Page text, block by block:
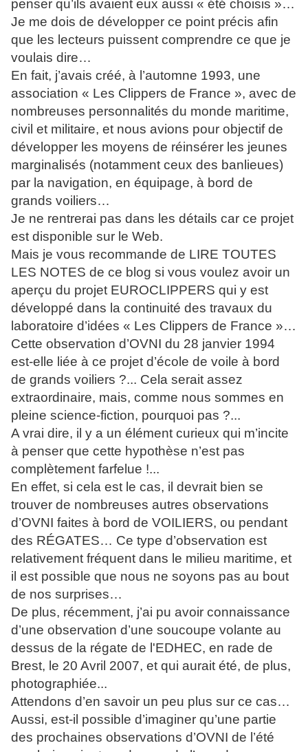
penser qu’ils avaient eux aussi « été choisis »…
Je me dois de développer ce point précis afin
que les lecteurs puissent comprendre ce que je
voulais dire…
En fait, j’avais créé, à l’automne 1993, une
association « Les Clippers de France », avec de
nombreuses personnalités du monde maritime,
civil et militaire, et nous avions pour objectif de
développer les moyens de réinsérer les jeunes
marginalisés (notamment ceux des banlieues)
par la navigation, en équipage, à bord de
grands voiliers…
Je ne rentrerai pas dans les détails car ce projet
est disponible sur le Web.
Mais je vous recommande de LIRE TOUTES
LES NOTES de ce blog si vous voulez avoir un
aperçu du projet EUROCLIPPERS qui y est
développé dans la continuité des travaux du
laboratoire d’idées « Les Clippers de France »…
Cette observation d’OVNI du 28 janvier 1994
est-elle liée à ce projet d’école de voile à bord
de grands voiliers ?... Cela serait assez
extraordinaire, mais, comme nous sommes en
pleine science-fiction, pourquoi pas ?...
A vrai dire, il y a un élément curieux qui m’incite
à penser que cette hypothèse n’est pas
complètement farfelue !...
En effet, si cela est le cas, il devrait bien se
trouver de nombreuses autres observations
d’OVNI faites à bord de VOILIERS, ou pendant
des RÉGATES… Ce type d’observation est
relativement fréquent dans le milieu maritime, et
il est possible que nous ne soyons pas au bout
de nos surprises…
De plus, récemment, j’ai pu avoir connaissance
d’une observation d’une soucoupe volante au
dessus de la régate de l'EDHEC, en rade de
Brest, le 20 Avril 2007, et qui aurait été, de plus,
photographiée...
Attendons d’en savoir un peu plus sur ce cas…
Aussi, est-il possible d’imaginer qu’une partie
des prochaines observations d’OVNI de l’été